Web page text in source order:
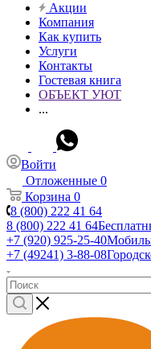
Акции
Компания
Как купить
Услуги
Контакты
Гостевая книга
ОБЪЕКТ УЮТ
...
Войти
Отложенные 0
Корзина 0
8 (800) 222 41 64
8 (800) 222 41 64
+7 (920) 925-25-40
+7 (49241) 3-88-08